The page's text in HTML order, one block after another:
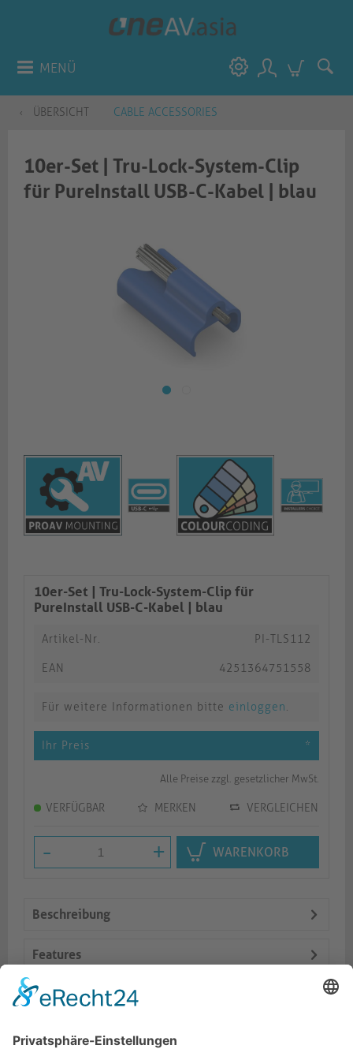
MENÜ
ÜBERSICHT CABLE ACCESSORIES
10er-Set | Tru-Lock-System-Clip
für PureInstall USB-C-Kabel | blau​​​​​​​
10er-Set | Tru-Lock-System-Clip für
PureInstall USB-C-Kabel | blau​​​​​​​
Artikel-Nr. PI-TLS112
EAN 4251364751558
Für weitere Informationen bitte einloggen.
Ihr Preis *
Alle Preise zzgl. gesetzlicher MwSt.
VERFÜGBAR MERKEN VERGLEICHEN
- + WARENKORB
Beschreibung
Features
Logistik
Dokumente